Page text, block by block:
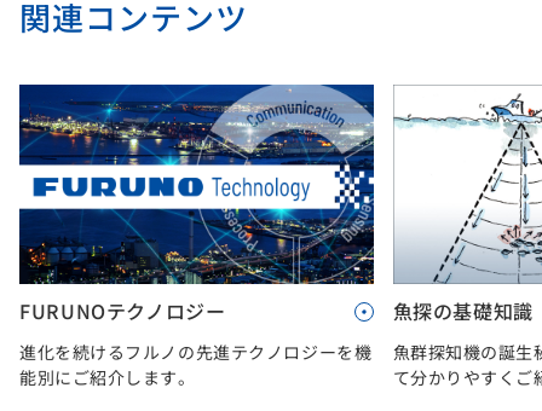
関連コンテンツ
FURUNOテクノロジー
進化を続けるフルノの先進テクノロジーを機
能別にご紹介します。
魚探の基礎知識
魚群探知機の誕生
て分かりやすくご